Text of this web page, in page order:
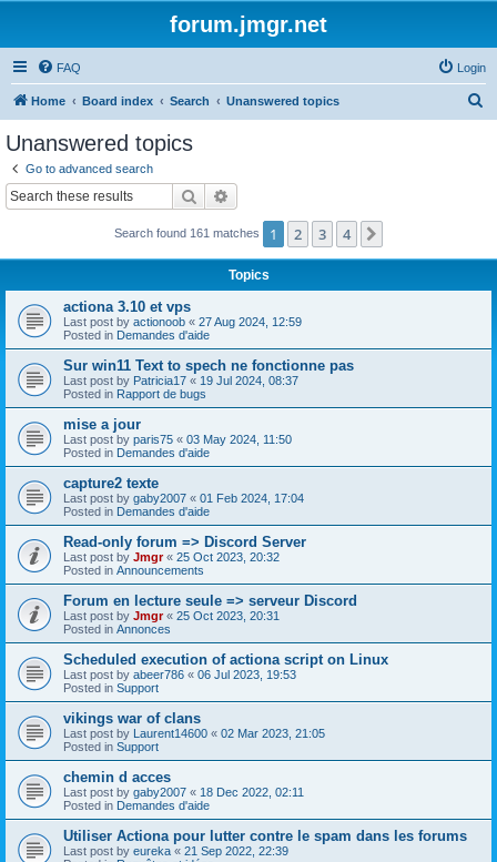
forum.jmgr.net
FAQ Login
Home Board index Search Unanswered topics
Unanswered topics
Go to advanced search
Search
Search found 161 matches 1 2 3 4
Topics
actiona 3.10 et vps
Last post by actionoob « 27 Aug 2024, 12:59
Posted in Demandes d'aide
Sur win11 Text to spech ne fonctionne pas
Last post by Patricia17 « 19 Jul 2024, 08:37
Posted in Rapport de bugs
mise a jour
Last post by paris75 « 03 May 2024, 11:50
Posted in Demandes d'aide
capture2 texte
Last post by gaby2007 « 01 Feb 2024, 17:04
Posted in Demandes d'aide
Read-only forum => Discord Server
Last post by Jmgr« 25 Oct 2023, 20:32
Posted in Announcements
Forum en lecture seule => serveur Discord
Last post by Jmgr« 25 Oct 2023, 20:31
Posted in Annonces
Scheduled execution of actiona script on Linux
Last post by abeer786 « 06 Jul 2023, 19:53
Posted in Support
vikings war of clans
Last post by Laurent14600 « 02 Mar 2023, 21:05
Posted in Support
chemin d acces
Last post by gaby2007 « 18 Dec 2022, 02:11
Posted in Demandes d'aide
Utiliser Actiona pour lutter contre le spam dans les forums
Last post by eureka « 21 Sep 2022, 22:39